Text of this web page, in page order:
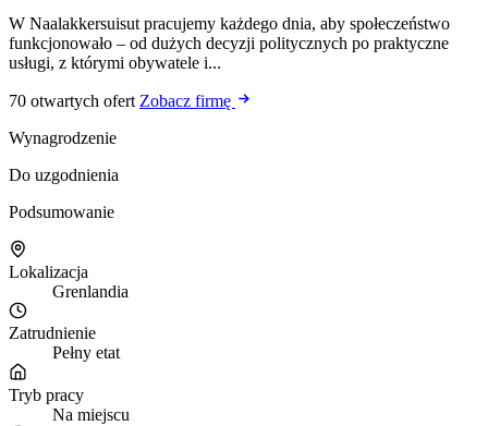
W Naalakkersuisut pracujemy każdego dnia, aby społeczeństwo
funkcjonowało – od dużych decyzji politycznych po praktyczne
usługi, z którymi obywatele i...
70 otwartych ofert Zobacz firmę
Wynagrodzenie
Do uzgodnienia
Podsumowanie
Lokalizacja
Grenlandia
Zatrudnienie
Pełny etat
Tryb pracy
Na miejscu